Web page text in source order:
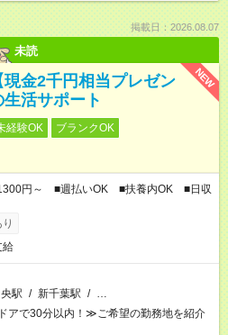
掲載日：2026.08.07
未読
NEW
金2千円相当プレゼン
生活サポート
経験OK
ブランクOK
1300円～ ■週払いOK ■扶養内OK ■日収
給
駅 / 新千葉駅 / …
アで30分以内！≫ご希望の勤務地を紹介